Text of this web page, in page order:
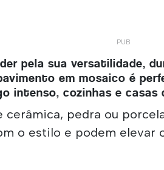
pela sua versatilidade,
em mosaico é
intenso, cozinhas e casas
cerâmica, pedra ou
o estilo e podem elevar